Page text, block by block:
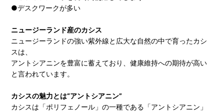
●デスクワークが多い
ニュージーランド産のカシス
ニュージーランドの強い紫外線と広大な自然の中で育ったカシ
スは、
アントシアニンを豊富に蓄えており、健康維持への期待が高い
と言われています。
カシスの魅力とは“アントシアニン”
カシスは「ポリフェノール」の一種である「アントシアニン」